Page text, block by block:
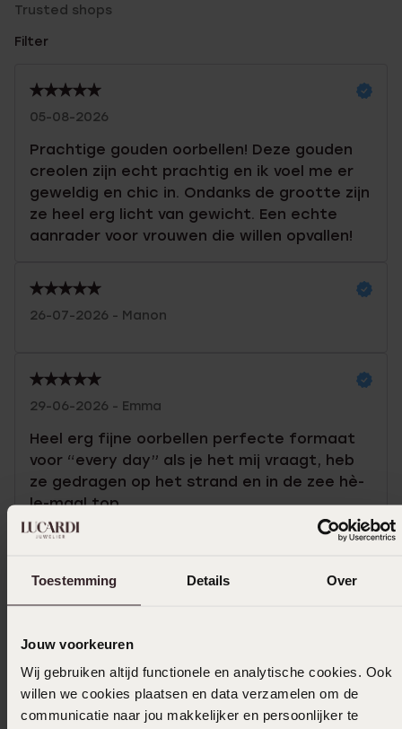
Toestemming Details Over
Jouw voorkeuren
Wij gebruiken altijd functionele en analytische cookies. Ook
willen we cookies plaatsen en data verzamelen om de
communicatie naar jou makkelijker en persoonlijker te
Trusted shops
Filter
05-08-2026
Prachtige gouden oorbellen! Deze gouden
creolen zijn echt prachtig en ik voel me er
geweldig en chic in. Ondanks de grootte zijn
ze heel erg licht van gewicht. Een echte
aanrader voor vrouwen die willen opvallen!
26-07-2026 - Manon
29-06-2026 - Emma
Heel erg fijne oorbellen perfecte formaat
voor “every day” als je het mij vraagt, heb
ze gedragen op het strand en in de zee hè-
le-maal top.
In winkelmandje
Ook leuk voor jou